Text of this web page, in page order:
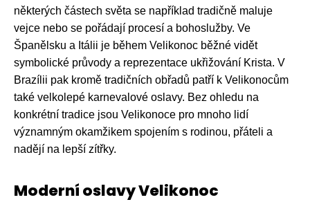
některých částech světa se například tradičně maluje
vejce nebo se pořádají procesí a bohoslužby. Ve
Španělsku a Itálii je během Velikonoc běžné vidět
symbolické průvody a reprezentace ukřižování Krista. V
Brazílii pak kromě tradičních obřadů patří k Velikonocům
také velkolepé karnevalové oslavy. Bez ohledu na
konkrétní tradice jsou Velikonoce pro mnoho lidí
významným okamžikem spojením s rodinou, přáteli a
nadějí na lepší zítřky.
Moderní oslavy Velikonoc